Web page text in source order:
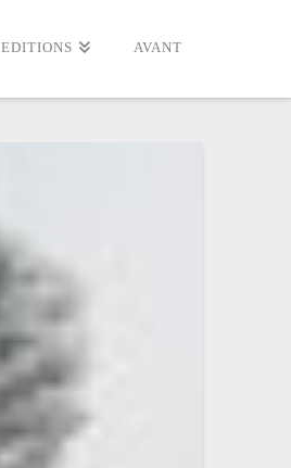
EDITIONS AVANT